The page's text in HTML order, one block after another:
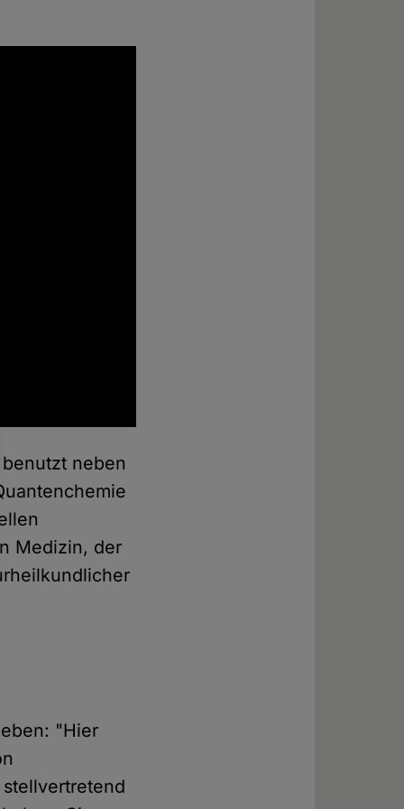
neben
Medizin, der
"Hier